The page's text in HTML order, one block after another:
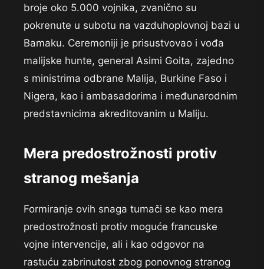
broje oko 5.000 vojnika, zvanično su
pokrenute u subotu na vazduhoplovnoj bazi u
Bamaku. Ceremoniji je prisustvovao i vođa
malijske hunte, general Asimi Goita, zajedno
s ministrima odbrane Malija, Burkine Faso i
Nigera, kao i ambasadorima i međunarodnim
predstavnicima akreditovanim u Maliju.
Mera predostrožnosti protiv
stranog mešanja
Formiranje ovih snaga tumači se kao mera
predostrožnosti protiv moguće francuske
vojne intervencije, ali i kao odgovor na
rastuću zabrinutost zbog ponovnog stranog